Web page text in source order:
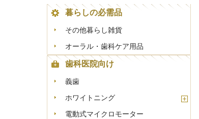
暮らしの必需品
その他暮らし雑貨
オーラル・歯科ケア用品
歯科医院向け
義歯
ホワイトニング
電動式マイクロモーター